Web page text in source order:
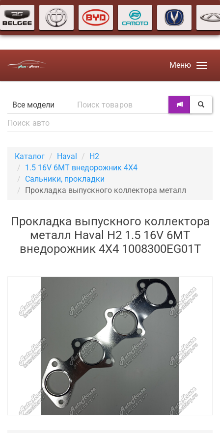
Меню
Каталог Haval
H2
1.5 16V 6MT внедорожник 4X4
Сальники, прокладки
Прокладка выпускного коллектора металл
Прокладка выпускного коллектора
металл Haval H2 1.5 16V 6MT
внедорожник 4X4 1008300EG01T